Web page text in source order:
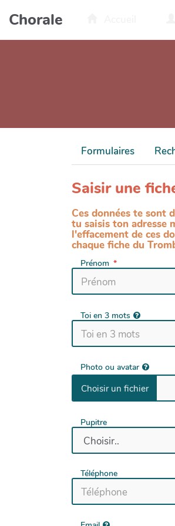
Aller au contenu principal
Chorale
Formulaires
Saisir une
Ces données te sont
tu saisis ton adresse
l'effacement de ces
chaque fiche du
Prénom
Toi en 3 mots
Photo ou avatar
Pupitre
Téléphone